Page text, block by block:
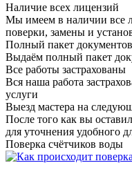
Наличие всех лицензий
Мы имеем в наличии все
поверки, замены и
Полный пакет документов
Выдаём полный пакет
Все работы застрахованы
Вся наша работа
услуги
Выезд мастера на
После того как вы
для уточнения удобного
Поверка счётчиков воды